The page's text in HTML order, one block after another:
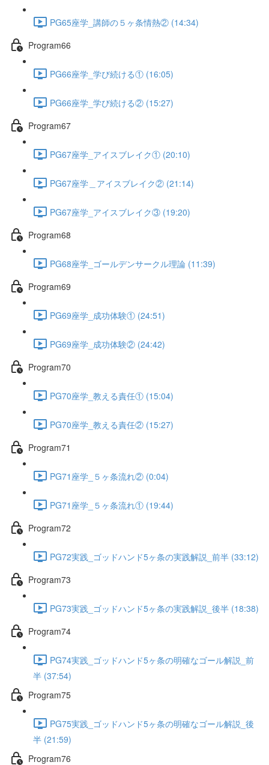
PG65座学_講師の５ヶ条情熱② (14:34)
Program66
PG66座学_学び続ける① (16:05)
PG66座学_学び続ける② (15:27)
Program67
PG67座学_アイスブレイク① (20:10)
PG67座学＿アイスブレイク② (21:14)
PG67座学_アイスブレイク③ (19:20)
Program68
PG68座学_ゴールデンサークル理論 (11:39)
Program69
PG69座学_成功体験① (24:51)
PG69座学_成功体験② (24:42)
Program70
PG70座学_教える責任① (15:04)
PG70座学_教える責任② (15:27)
Program71
PG71座学_５ヶ条流れ② (0:04)
PG71座学_５ヶ条流れ① (19:44)
Program72
PG72実践_ゴッドハンド5ヶ条の実践解説_前半 (33:12)
Program73
PG73実践_ゴッドハンド5ヶ条の実践解説_後半 (18:38)
Program74
PG74実践_ゴッドハンド5ヶ条の明確なゴール解説_前
半 (37:54)
Program75
PG75実践_ゴッドハンド5ヶ条の明確なゴール解説_後
半 (21:59)
Program76